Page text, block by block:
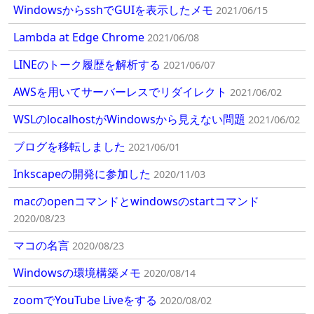
WindowsからsshでGUIを表示したメモ 2021/06/15
Lambda at Edge Chrome 2021/06/08
LINEのトーク履歴を解析する 2021/06/07
AWSを用いてサーバーレスでリダイレクト 2021/06/02
WSLのlocalhostがWindowsから見えない問題 2021/06/02
ブログを移転しました 2021/06/01
Inkscapeの開発に参加した 2020/11/03
macのopenコマンドとwindowsのstartコマンド
2020/08/23
マコの名言 2020/08/23
Windowsの環境構築メモ 2020/08/14
zoomでYouTube Liveをする 2020/08/02